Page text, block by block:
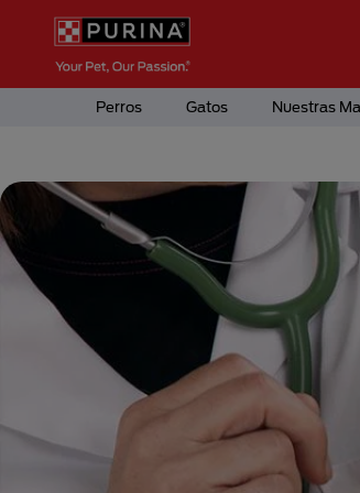
Pasar al contenido principal
Menú Secundario Purina
Menú Principal Purina
Perros Gatos Nuestras